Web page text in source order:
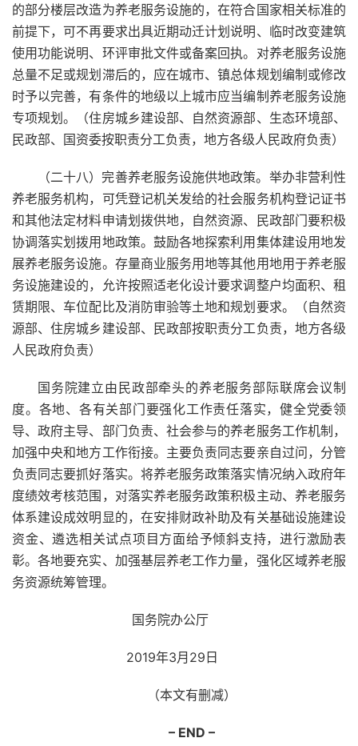
的部分楼层改造为养老服务设施的，在符合国家相关标准的
前提下，可不再要求出具近期动迁计划说明、临时改变建筑
使用功能说明、环评审批文件或备案回执。对养老服务设施
总量不足或规划滞后的，应在城市、镇总体规划编制或修改
时予以完善，有条件的地级以上城市应当编制养老服务设施
专项规划。（住房城乡建设部、自然资源部、生态环境部、
民政部、国资委按职责分工负责，地方各级人民政府负责）
（二十八）完善养老服务设施供地政策。举办非营利性
养老服务机构，可凭登记机关发给的社会服务机构登记证书
和其他法定材料申请划拨供地，自然资源、民政部门要积极
协调落实划拨用地政策。鼓励各地探索利用集体建设用地发
展养老服务设施。存量商业服务用地等其他用地用于养老服
务设施建设的，允许按照适老化设计要求调整户均面积、租
赁期限、车位配比及消防审验等土地和规划要求。（自然资
源部、住房城乡建设部、民政部按职责分工负责，地方各级
人民政府负责）
国务院建立由民政部牵头的养老服务部际联席会议制
度。各地、各有关部门要强化工作责任落实，健全党委领
导、政府主导、部门负责、社会参与的养老服务工作机制，
加强中央和地方工作衔接。主要负责同志要亲自过问，分管
负责同志要抓好落实。将养老服务政策落实情况纳入政府年
度绩效考核范围，对落实养老服务政策积极主动、养老服务
体系建设成效明显的，在安排财政补助及有关基础设施建设
资金、遴选相关试点项目方面给予倾斜支持，进行激励表
彰。各地要充实、加强基层养老工作力量，强化区域养老服
务资源统筹管理。
国务院办公厅
2019年3月29日
（本文有删减）
– END –